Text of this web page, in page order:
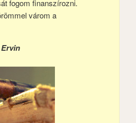
fogom finanszírozni.
várom a